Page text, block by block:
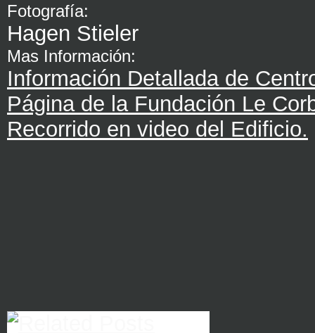
Fotografía:
Hagen Stieler
Mas Información:
Información Detallada de
Página de la Fundación Le
Recorrido en video del Edificio.